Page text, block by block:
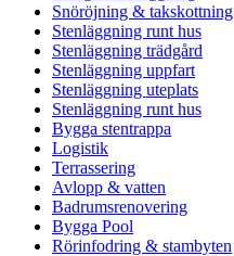
Snöröjning & takskottning
Stenläggning runt hus
Stenläggning trädgård
Stenläggning uppfart
Stenläggning uteplats
Stenläggning runt hus
Bygga stentrappa
Logistik
Terrassering
Avlopp & vatten
Badrumsrenovering
Bygga Pool
Rörinfodring & stambyten